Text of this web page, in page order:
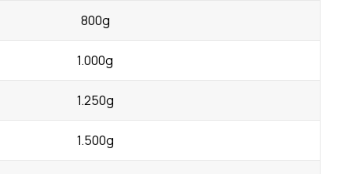
800g
1.000g
1.250g
1.500g